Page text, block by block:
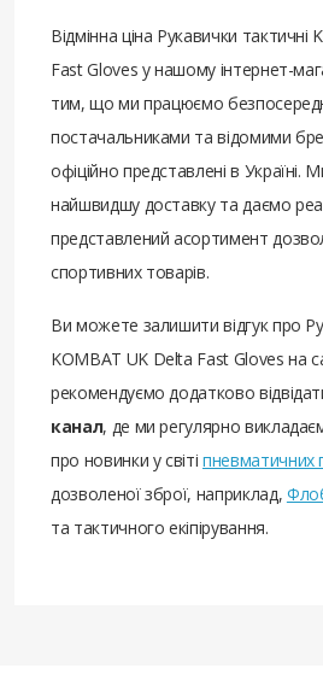
Відмінна ціна Рукавички
Fast Gloves у нашому інтернет-
тим, що ми працюємо
постачальниками та відомими
офіційно представлені в Україні.
найшвидшу доставку та даємо
представлений асортимент
спортивних товарів.
Ви можете залишити відгук про
KOMBAT UK Delta Fast Gloves на
рекомендуємо додатково
канал, де ми регулярно
про новинки у світіпневматичних
дозволеної зброї, наприклад,
та тактичного екіпірування.